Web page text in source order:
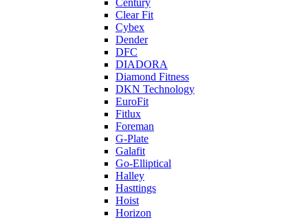
Century
Clear Fit
Cybex
Dender
DFC
DIADORA
Diamond Fitness
DKN Technology
EuroFit
Fitlux
Foreman
G-Plate
Galafit
Go-Elliptical
Halley
Hasttings
Hoist
Horizon